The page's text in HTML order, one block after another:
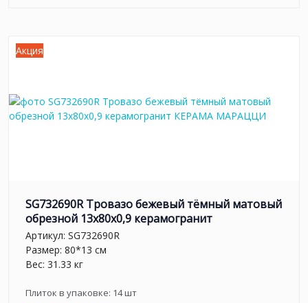
Акция
SG732690R Тровазо бежевый тёмный матовый
обрезной 13x80x0,9 керамогранит
Артикул: SG732690R
Размер: 80*13 см
Вес: 31.33 кг
Плиток в упаковке: 14шт